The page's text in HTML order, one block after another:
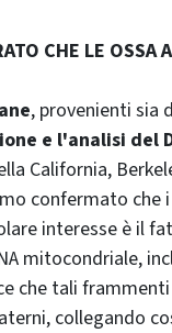
CHE LE OSSA
, provenienti sia
e l'analisi del
California,
confermato
interesse è il
mitocondriale,
che tali
collegando